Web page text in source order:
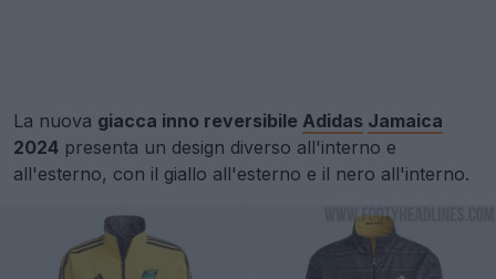
La nuova giacca inno reversibile Adidas Jamaica
2024 presenta un design diverso all'interno e
all'esterno, con il giallo all'esterno e il nero all'interno.